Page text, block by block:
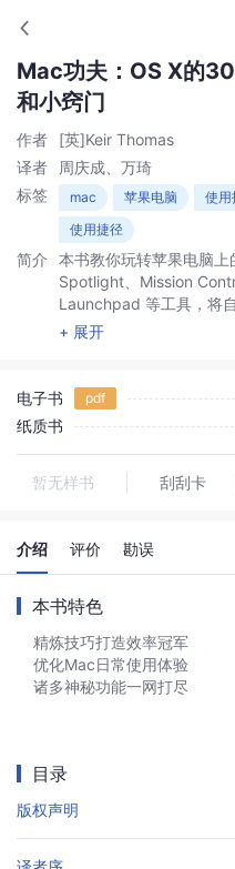
Mac功夫：OS X的
和小窍门
作者
[英]Keir Thomas
译者
周庆成、万琦
标签
mac 苹果电脑
使用
使用捷径
简介
本书教你玩转苹果电脑上
Spotlight、Mission
Launchpad 等工具，将
功能发挥到极致。书中介
师、动画设计师、商务人
+ 展开
电子书 pdf
纸质书
暂无样书 刮刮卡
介绍 评价 勘误
本书特色
精炼技巧打造效率冠军
优化Mac日常使用体验
诸多神秘功能一网打尽
目录
版权声明